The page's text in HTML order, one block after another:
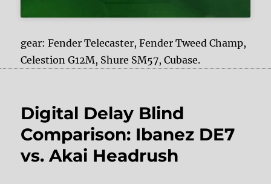
gear: Fender Telecaster, Fender Tweed Champ,
Celestion G12M, Shure SM57, Cubase.
Digital Delay Blind
Comparison: Ibanez DE7
vs. Akai Headrush